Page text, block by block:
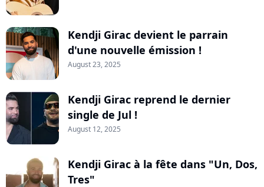
Kendji Girac devient le parrain
d'une nouvelle émission !
August 23, 2025
Kendji Girac reprend le dernier
single de Jul !
August 12, 2025
Kendji Girac à la fête dans "Un, Dos,
Tres"